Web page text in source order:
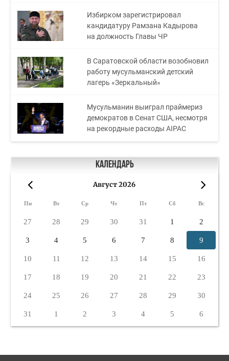
Избирком зарегистрировал
кандидатуру Рамзана Кадырова
на должность Главы ЧР
В Саратовской области возобновил
работу мусульманский детский
лагерь «Зеркальный»
Мусульманин выиграл праймериз
демократов в Сенат США, несмотря
на рекордные расходы AIPAC
Календарь
Август 2026
Пн Вт Ср Чт Пт Сб Вс
27 28 29 30 31 1 2
3 4 5 6 7 8 9
10 11 12 13 14 15 16
17 18 19 20 21 22 23
24 25 26 27 28 29 30
31 1 2 3 4 5 6